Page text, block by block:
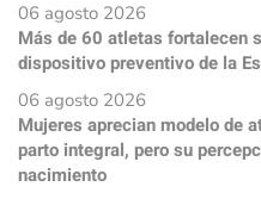
06 agosto 2026
Más de 60 atletas fortalecen
dispositivo preventivo de la
06 agosto 2026
Mujeres aprecian modelo de
parto integral, pero su
nacimiento